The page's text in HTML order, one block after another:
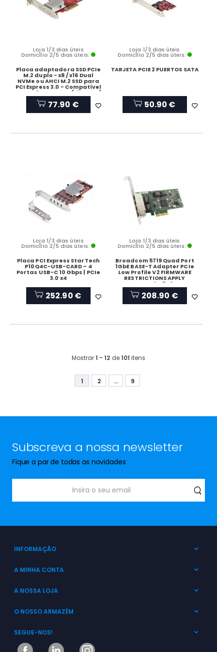
Loja 1/3 dias úteis
Domicílio 2/5 dias úteis:
Placa adaptadora SSD PCIe
M.2 duplo - x8 / x16 Dual
NVMe ou AHCI M.2 SSD para
PCI Express 3.0 - Compatível
com M.2 NGFF PCIe (chave M)
- Suporta 2242, 2260, 2280 -
JBOD - Mac e PC - TAA
77.90 €
Loja 1/3 dias úteis
Domicílio 2/5 dias úteis:
TARJETA PCIE 2 PUERTOS SATA
50.90 €
Loja 1/3 dias úteis
Domicílio 2/5 dias úteis:
Placa PCI Express StarTech
P10Q4C-USB-CARD – 4
Portas USB-C 10 Gbps | PCIe
3.0 x4
252.90 €
Loja 1/3 dias úteis
Domicílio 2/5 dias úteis:
Broadcom 5719 Quad Port
1GbE BASE-T Adapter PCIe
Low Profile V2 FIRMWARE
RESTRICTIONS APPLY
Customer Kit , 540-BDRL
208.90 €
Mostrar1 - 12 de101 itens
1 2 ... 9
Subscreva a nossa newsletter
Fique a par de todas as novidades
INFORMAÇÃO
A MINHA CONTA
A NOSSA LOJA
O NOSSO ARMAZÉM
SEGUE-NOS!